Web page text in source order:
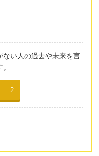
ない人の過去や未来を言
2